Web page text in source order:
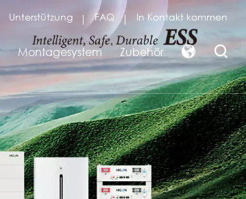
Unterstützung FAQ In Kontakt kommen
Montagesystem Zubehör